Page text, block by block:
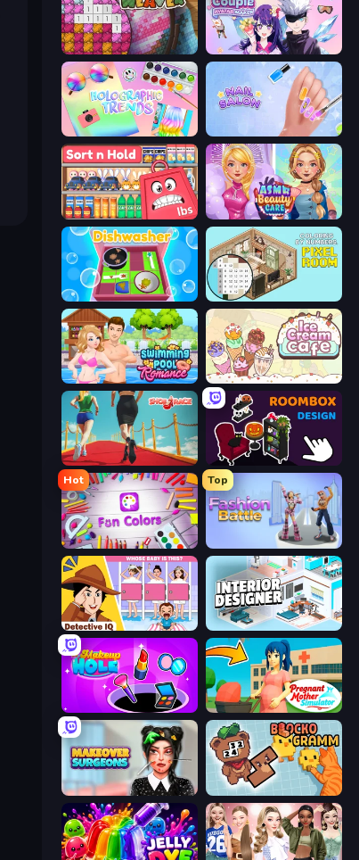
Beaver Weaver Anime Couple: Avatar Maker
Holographic Trends Nail Salon
Sort n Hold ASMR Beauty Care
Dishwasher
Swimming Pool Romance Ice Cream Cafe
Shoe Race Roombox Design
Hot
Fun Colors
Top
Fashion Battle
Detective IQ: Brain Games Interior Designer: Unpacking House
Make Up Hole Pregnant Mother Simulator
Makeover Surgeons Blockogramm